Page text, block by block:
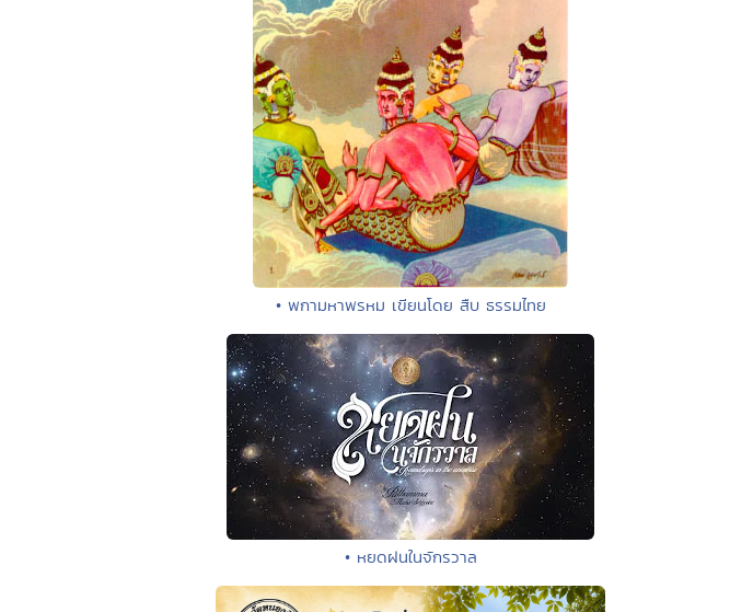
• พกามหาพรหม เขียนโดย สืบ ธรรมไทย
• หยดฝนในจักรวาล